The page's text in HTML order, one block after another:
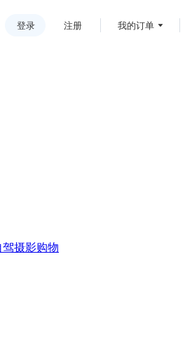
登录 注册 我的订单
驾摄影购物